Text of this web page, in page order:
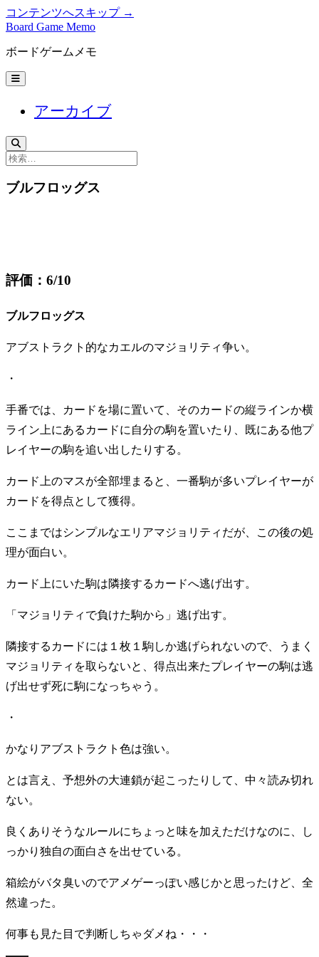
コンテンツへスキップ →
Board Game Memo
ボードゲームメモ
メ
開
く
アーカイブ
検
ブルフロッグス
評価：6/10
ブルフロッグス
アブストラクト的なカエルのマジョリティ争い。
・
手番では、カードを場に置いて、そのカードの縦ラインか横
ライン上にあるカードに自分の駒を置いたり、既にある他プ
レイヤーの駒を追い出したりする。
カード上のマスが全部埋まると、一番駒が多いプレイヤーが
カードを得点として獲得。
ここまではシンプルなエリアマジョリティだが、この後の処
理が面白い。
カード上にいた駒は隣接するカードへ逃げ出す。
「マジョリティで負けた駒から」逃げ出す。
隣接するカードには１枚１駒しか逃げられないので、うまく
マジョリティを取らないと、得点出来たプレイヤーの駒は逃
げ出せず死に駒になっちゃう。
・
かなりアブストラクト色は強い。
とは言え、予想外の大連鎖が起こったりして、中々読み切れ
ない。
良くありそうなルールにちょっと味を加えただけなのに、し
っかり独自の面白さを出せている。
箱絵がバタ臭いのでアメゲーっぽい感じかと思ったけど、全
然違った。
何事も見た目で判断しちゃダメね・・・